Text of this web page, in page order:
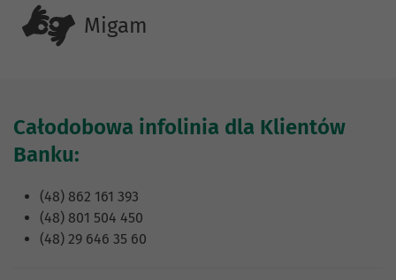
Migam
Całodobowa infolinia dla Klientów
Banku:
(48) 862 161 393
(48) 801 504 450
(48) 29 646 35 60